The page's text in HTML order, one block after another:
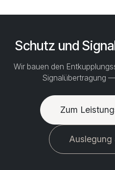
Schutz und
Wir bauen den
Signalübertragung
Zum
Auslegung